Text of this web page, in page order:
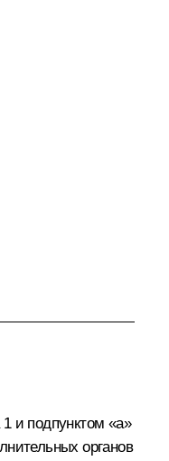
и подпунктом «а»
органов